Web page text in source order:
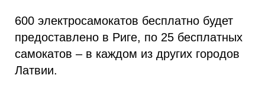
600 электросамокатов бесплатно будет
предоставлено в Риге, по 25 бесплатных
самокатов – в каждом из других городов
Латвии.